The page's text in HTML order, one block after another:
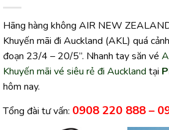
Hãng hàng không AIR NEW
Khuyến mãi đi Auckland (AKL) quá
đoạn 23/4 – 20/5”. Nhanh tay săn vé
Khuyến mãi vé siêu rẻ đi Auckland tại
hôm nay.
Tổng đài tư vấn: 0908 220 888 –